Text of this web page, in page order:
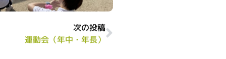
次の投稿
運動会（年中・年長）